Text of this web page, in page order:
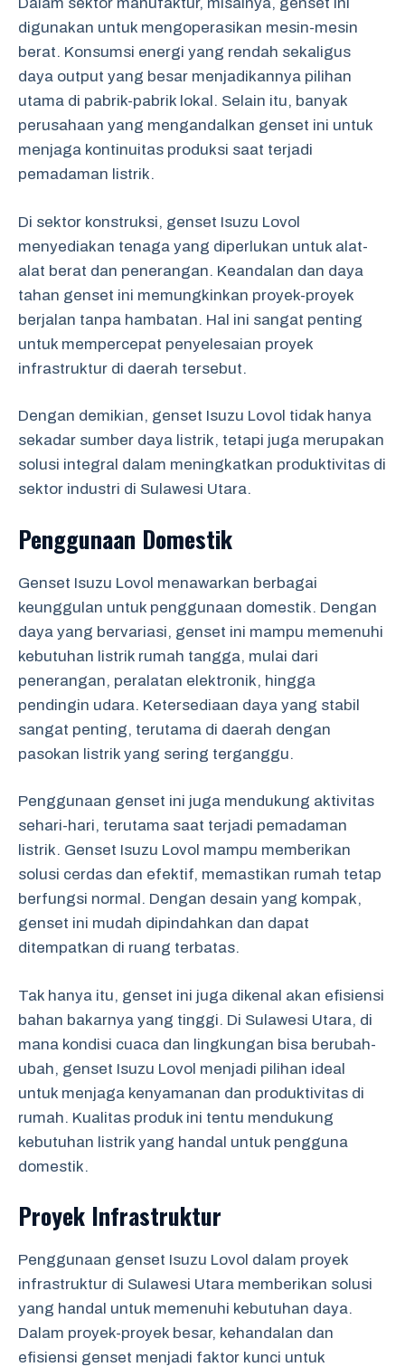
digunakan untuk mengoperasikan mesin-mesin
berat. Konsumsi energi yang rendah sekaligus
daya output yang besar menjadikannya pilihan
utama di pabrik-pabrik lokal. Selain itu, banyak
perusahaan yang mengandalkan genset ini untuk
menjaga kontinuitas produksi saat terjadi
pemadaman listrik.
Di sektor konstruksi, genset Isuzu Lovol
menyediakan tenaga yang diperlukan untuk alat-
alat berat dan penerangan. Keandalan dan daya
tahan genset ini memungkinkan proyek-proyek
berjalan tanpa hambatan. Hal ini sangat penting
untuk mempercepat penyelesaian proyek
infrastruktur di daerah tersebut.
Dengan demikian, genset Isuzu Lovol tidak hanya
sekadar sumber daya listrik, tetapi juga merupakan
solusi integral dalam meningkatkan produktivitas di
sektor industri di Sulawesi Utara.
Penggunaan Domestik
Genset Isuzu Lovol menawarkan berbagai
keunggulan untuk penggunaan domestik. Dengan
daya yang bervariasi, genset ini mampu memenuhi
kebutuhan listrik rumah tangga, mulai dari
penerangan, peralatan elektronik, hingga
pendingin udara. Ketersediaan daya yang stabil
sangat penting, terutama di daerah dengan
pasokan listrik yang sering terganggu.
Penggunaan genset ini juga mendukung aktivitas
sehari-hari, terutama saat terjadi pemadaman
listrik. Genset Isuzu Lovol mampu memberikan
solusi cerdas dan efektif, memastikan rumah tetap
berfungsi normal. Dengan desain yang kompak,
genset ini mudah dipindahkan dan dapat
ditempatkan di ruang terbatas.
Tak hanya itu, genset ini juga dikenal akan efisiensi
bahan bakarnya yang tinggi. Di Sulawesi Utara, di
mana kondisi cuaca dan lingkungan bisa berubah-
ubah, genset Isuzu Lovol menjadi pilihan ideal
untuk menjaga kenyamanan dan produktivitas di
rumah. Kualitas produk ini tentu mendukung
kebutuhan listrik yang handal untuk pengguna
domestik.
Proyek Infrastruktur
Penggunaan genset Isuzu Lovol dalam proyek
infrastruktur di Sulawesi Utara memberikan solusi
yang handal untuk memenuhi kebutuhan daya.
Dalam proyek-proyek besar, kehandalan dan
efisiensi genset menjadi faktor kunci untuk